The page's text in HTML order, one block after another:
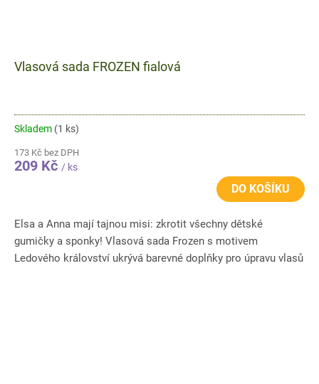
Vlasová sada FROZEN fialová
Skladem (1 ks)
173 Kč bez DPH
209 Kč / ks
DO KOŠÍKU
Elsa a Anna mají tajnou misi: zkrotit všechny dětské
gumičky a sponky! Vlasová sada Frozen s motivem
Ledového království ukrývá barevné doplňky pro úpravu vlasů